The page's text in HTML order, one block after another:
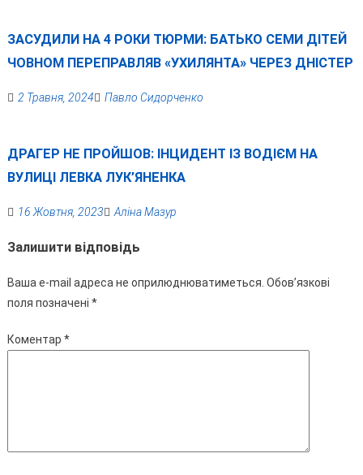
ЗАСУДИЛИ НА 4 РОКИ ТЮРМИ: БАТЬКО СЕМИ ДІТЕЙ
ЧОВНОМ ПЕРЕПРАВЛЯВ «УХИЛЯНТА» ЧЕРЕЗ ДНІСТЕР
2 Травня, 2024 Павло Сидорченко
ДРАГЕР НЕ ПРОЙШОВ: ІНЦИДЕНТ ІЗ ВОДІЄМ НА
ВУЛИЦІ ЛЕВКА ЛУК’ЯНЕНКА
16 Жовтня, 2023 Аліна Мазур
Залишити відповідь
Ваша e-mail адреса не оприлюднюватиметься. Обов’язкові
поля позначені *
Коментар *